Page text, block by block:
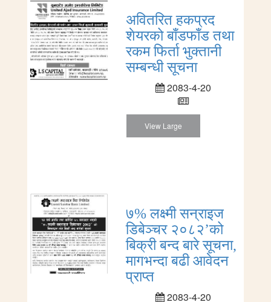
अवितरित हकप्रद
शेयरको बाँडफाँड तथा
रकम फिर्ता भुक्तानी
सम्बन्धी सूचना
2083-4-20
View Large
७% लक्ष्मी सन्राइज
डिबेञ्चर २०८२’को
बिक्री बन्द बारे सूचना,
मागभन्दा बढी आवेदन
प्राप्त
2083-4-20